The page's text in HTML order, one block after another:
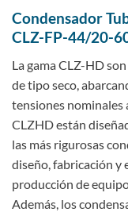
Condensador
CLZ-FP-44/20-
La gama CLZ-HD
de tipo seco,
tensiones nominales
CLZHD están
las más rigurosas
diseño, fabricación y
producción de
Además, los